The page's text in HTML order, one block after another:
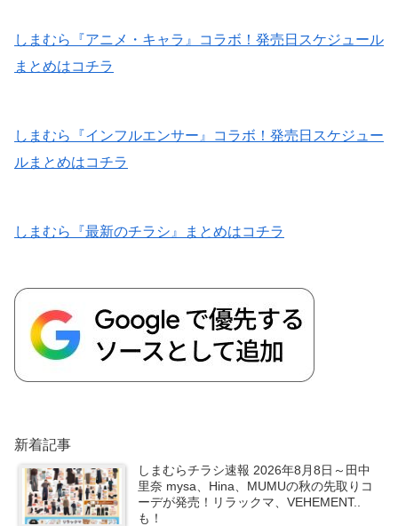
しまむら『アニメ・キャラ』コラボ！発売日スケジュール
まとめはコチラ
しまむら『インフルエンサー』コラボ！発売日スケジュー
ルまとめはコチラ
しまむら『最新のチラシ』まとめはコチラ
新着記事
しまむらチラシ速報 2026年8月8日～田中
里奈 mysa、Hina、MUMUの秋の先取りコ
ーデが発売！リラックマ、VEHEMENT..
も！